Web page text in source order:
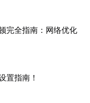
完全指南：网络优化
置指南！